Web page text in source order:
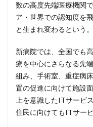
数の高度先端医療機関
ア・世界での認知度を
と生まれ変わるという。
新病院では、全国でも
療を中心にさらなる先
組み、手術室、重症病
置の促進に向けて施設
上を意識したITサービ
住民に向けてもITサー